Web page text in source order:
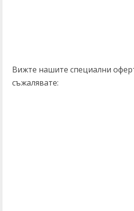
Вижте нашите специални
съжалявате: